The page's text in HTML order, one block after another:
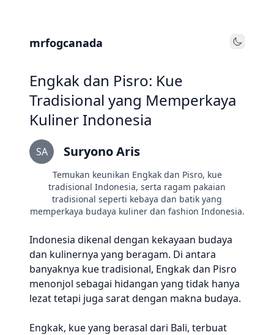
mrfogcanada Toggle
Engkak dan Pisro: Kue
Tradisional yang Memperkaya
Kuliner Indonesia
SA Suryono Aris
Temukan keunikan Engkak dan Pisro, kue
tradisional Indonesia, serta ragam pakaian
tradisional seperti kebaya dan batik yang
memperkaya budaya kuliner dan fashion Indonesia.
Indonesia dikenal dengan kekayaan budaya
dan kulinernya yang beragam. Di antara
banyaknya kue tradisional, Engkak dan Pisro
menonjol sebagai hidangan yang tidak hanya
lezat tetapi juga sarat dengan makna budaya.
Engkak, kue yang berasal dari Bali, terbuat